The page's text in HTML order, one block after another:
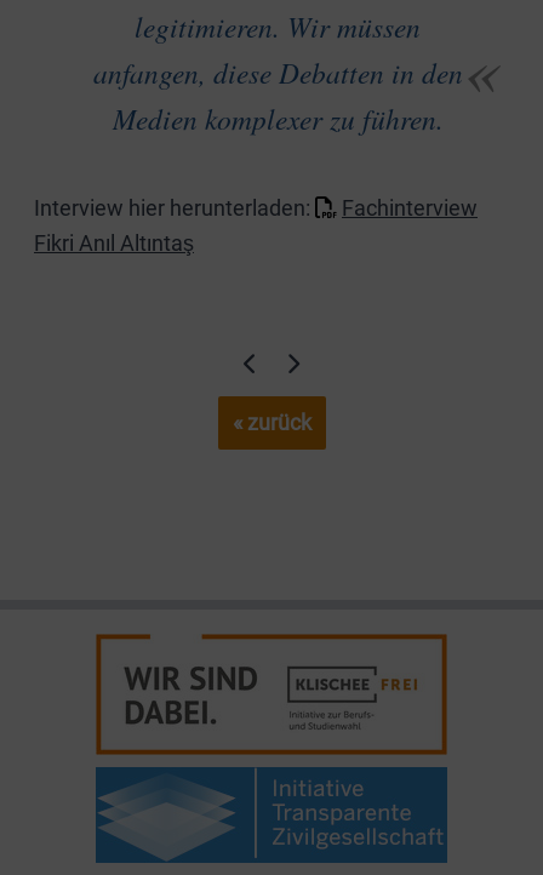
legitimieren. Wir müssen
anfangen, diese Debatten in den
Medien komplexer zu führen.
Interview hier herunterladen:
Fachinterview
Fikri Anıl Altıntaş
« zurück